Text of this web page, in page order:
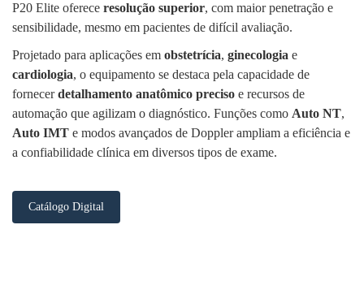
P20 Elite oferece resolução superior, com maior penetração e
sensibilidade, mesmo em pacientes de difícil avaliação.
Projetado para aplicações em obstetrícia, ginecologia e
cardiologia, o equipamento se destaca pela capacidade de
fornecerdetalhamento anatômico preciso e recursos de
automação que agilizam o diagnóstico. Funções como Auto NT,
Auto IMT e modos avançados de Doppler ampliam a eficiência e
a confiabilidade clínica em diversos tipos de exame.
Catálogo Digital